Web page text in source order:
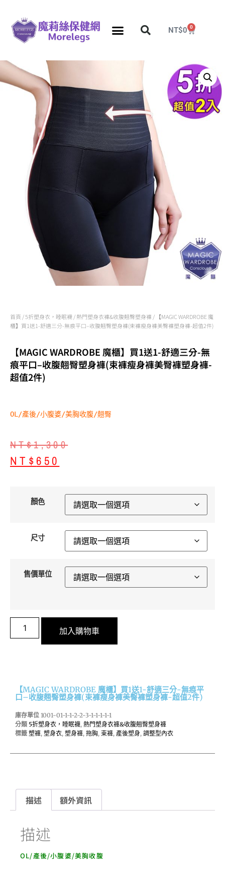
NT$0 0
首頁 /5折塑身衣，睡眠襪/熱門塑身衣褲&收腹翹臀塑身褲 / 【MAGIC WARDROBE 魔
櫃】買1送1-舒適三分-無痕平口–收腹翹臀塑身褲(束褲瘦身褲美臀褲塑身褲-超值2件)
【MAGIC WARDROBE 魔櫃】買1送1-舒適三分-無
痕平口–收腹翹臀塑身褲(束褲瘦身褲美臀褲塑身褲-
超值2件)
OL/產後/小腹婆/美胸收腹/翹臀
NT$1,300
NT$650
顏色
尺寸
售價單位
加入購物車
【MAGIC WARDROBE 魔櫃】買1送1-舒適三分-無痕平
口–收腹翹臀塑身褲(束褲瘦身褲美臀褲塑身褲-超值2件)
庫存單位 1001-01-1-1-2-2-3-1-1-1-1-1
分類 5折塑身衣，睡眠襪, 熱門塑身衣褲&收腹翹臀塑身褲
標籤 塑褲, 塑身衣, 塑身褲, 拖胸, 束褲, 產後塑身, 調整型內衣
描述 額外資訊
描述
OL/產後/小腹婆/美胸收腹